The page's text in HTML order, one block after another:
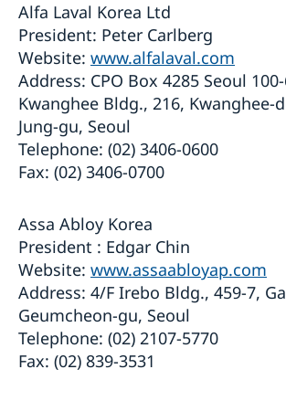
Alfa Laval Korea Ltd
President: Peter Carlberg
Website: www.alfalaval.com
Address: CPO Box 4285 Seoul
Kwanghee Bldg., 216, Kwanghee-
Jung-gu, Seoul
Telephone: (02) 3406-0600
Fax: (02) 3406-0700
Assa Abloy Korea
President : Edgar Chin
Website: www.assaabloyap.com
Address: 4/F Irebo Bldg., 459-7,
Geumcheon-gu, Seoul
Telephone: (02) 2107-5770
Fax: (02) 839-3531